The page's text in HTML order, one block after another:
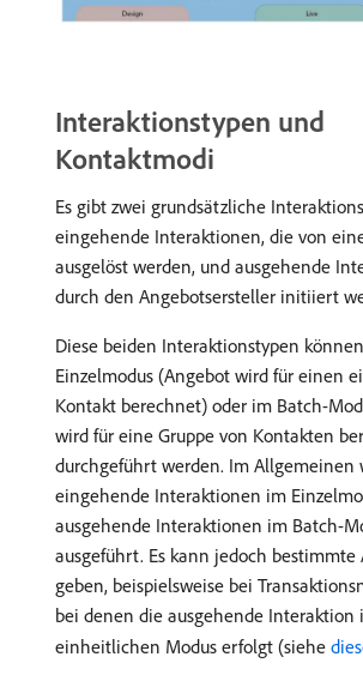
Interaktionstypen und
Kontaktmodi
Es gibt zwei grundsätzliche
eingehende Interaktionen, die von
ausgelöst werden, und ausgehende
durch den Angebotsersteller initiiert
Diese beiden Interaktionstypen
Einzelmodus (Angebot wird für einen
Kontakt berechnet) oder im Batch-
wird für eine Gruppe von Kontakten
durchgeführt werden. Im Allgemeinen
eingehende Interaktionen im
ausgehende Interaktionen im Batch-
ausgeführt. Es kann jedoch bestimmte
geben, beispielsweise bei
bei denen die ausgehende Interaktion
einheitlichen Modus erfolgt (siehe